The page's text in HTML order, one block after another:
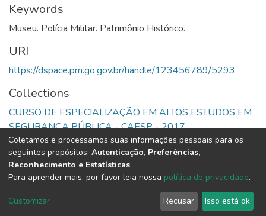
Keywords
Museu. Polícia Militar. Patrimônio Histórico.
URI
https://dspace.pm.go.gov.br/handle/123456789/5293
Collections
CURSO DE ESPECIALIZAÇÃO EM ALTOS ESTUDOS EM
SEGURANÇA PÚBLICA - CAESP - 2017
Full item page
DSpace software copyright © 2002-2026 LYRASIS
Cookie
End User
Agreement
Send
Feedback
Coletamos e processamos suas informações pessoais para os
seguintes propósitos: Autenticação, Preferências,
Reconhecimento e Estatísticas.
Para aprender mais, por favor leia nossa política de privacidade.
Customizar Recusar Isso está ok